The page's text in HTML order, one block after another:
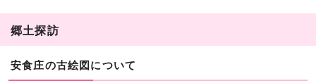
郷土探訪
安食庄の古絵図について